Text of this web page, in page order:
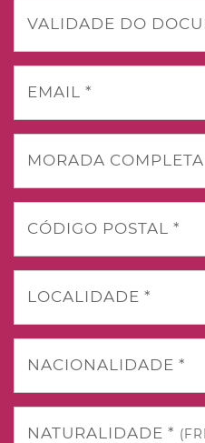
VALIDADE DO
EMAIL *
MORADA
CÓDIGO POSTAL *
LOCALIDADE *
NACIONALIDADE *
NATURALIDADE *